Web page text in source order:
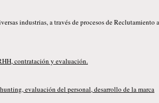
industrias, a través de procesos de Reclutamiento
contratación y evaluación.
evaluación del personal, desarrollo de la marca